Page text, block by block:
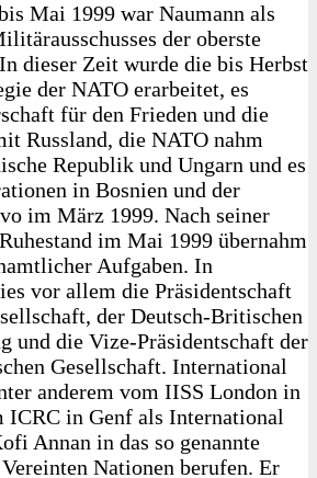
Mai 1999 war Naumann als
der oberste
dieser Zeit wurde die bis Herbst
der NATO erarbeitet, es
für den Frieden und die
Russland, die NATO nahm
Republik und Ungarn und es
in Bosnien und der
im März 1999. Nach seiner
im Mai 1999 übernahm
Aufgaben. In
vor allem die Präsidentschaft
der Deutsch-Britischen
und die Vize-Präsidentschaft der
Gesellschaft. International
anderem vom IISS London in
ICRC in Genf als International
Annan in das so genannte
Nationen berufen. Er